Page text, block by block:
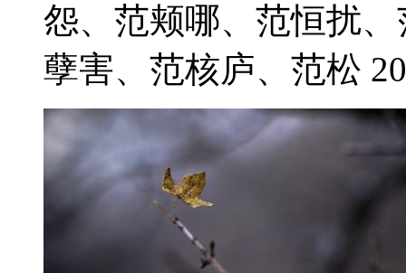
怨、范颊哪、范恒扰
孽害、范核庐、范松